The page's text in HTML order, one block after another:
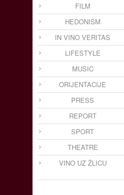
FILM
HEDONISM
IN VINO VERITAS
LIFESTYLE
MUSIC
ORIJENTACIJE
PRESS
REPORT
SPORT
THEATRE
VINO UZ ŽLICU